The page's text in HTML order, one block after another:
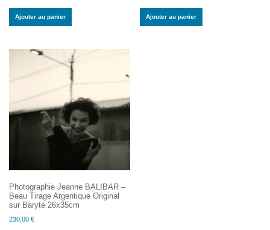
Ajouter au panier Ajouter au panier
Photographie Jeanne BALIBAR –
Beau Tirage Argentique Original
sur Baryté 26x35cm
230,00 €